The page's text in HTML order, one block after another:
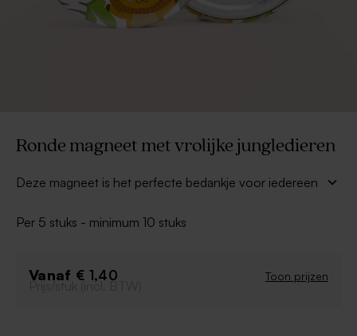
Ronde magneet met vrolijke jungledieren
Deze magneet is het perfecte bedankje voor iedereen
een mooi plaatsje op het magneetbord of de koelkast
Tip: Combineer dit magneetje met een rond blikken
Per 5 stuks - minimum 10 stuks
Vanaf € 1,40 Toon prijzen
Prijs/stuk (incl. BTW)